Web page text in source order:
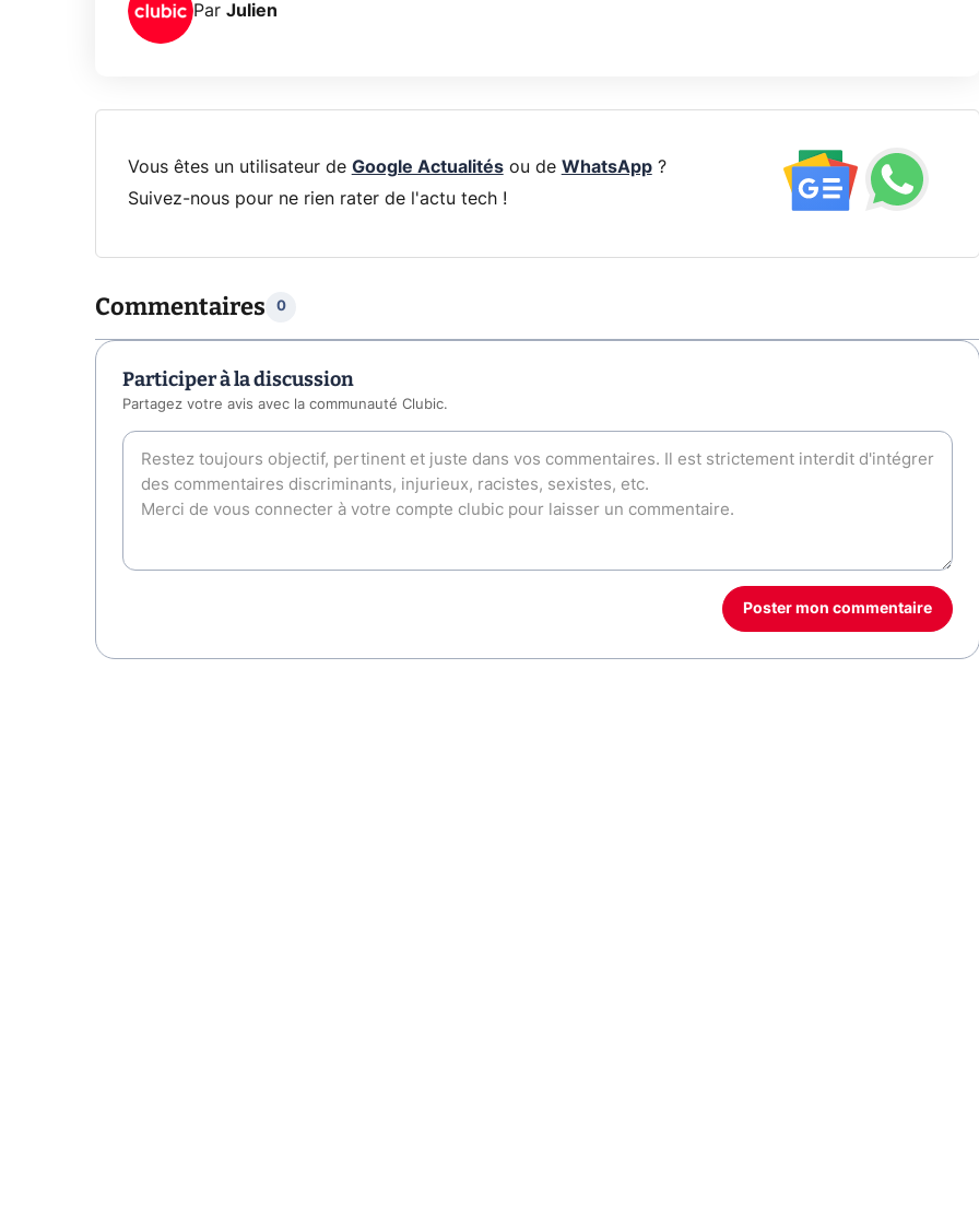
Par Julien
Vous êtes un utilisateur de Google Actualitésou de WhatsApp?
Suivez-nous pour ne rien rater de l'actu tech !
Commentaires 0
Participer à la discussion
Partagez votre avis avec la communauté Clubic.
Poster mon commentaire